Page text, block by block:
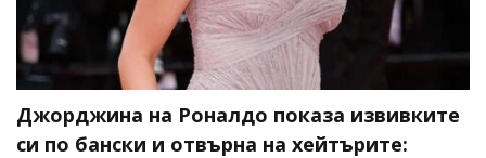
Джорджина на Роналдо показа извивките
си по бански и отвърна на хейтърите: